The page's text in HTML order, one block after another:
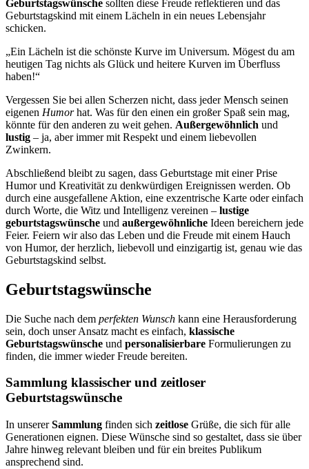
Geburtstagswünsche sollten diese Freude reflektieren und das
Geburtstagskind mit einem Lächeln in ein neues Lebensjahr
schicken.
„Ein Lächeln ist die schönste Kurve im Universum. Mögest du am
heutigen Tag nichts als Glück und heitere Kurven im Überfluss
haben!“
Vergessen Sie bei allen Scherzen nicht, dass jeder Mensch seinen
eigenen Humorhat. Was für den einen ein großer Spaß sein mag,
könnte für den anderen zu weit gehen. Außergewöhnlich und
lustig – ja, aber immer mit Respekt und einem liebevollen
Zwinkern.
Abschließend bleibt zu sagen, dass Geburtstage mit einer Prise
Humor und Kreativität zu denkwürdigen Ereignissen werden. Ob
durch eine ausgefallene Aktion, eine exzentrische Karte oder einfach
durch Worte, die Witz und Intelligenz vereinen – lustige
geburtstagswünsche und außergewöhnliche Ideen bereichern jede
Feier. Feiern wir also das Leben und die Freude mit einem Hauch
von Humor, der herzlich, liebevoll und einzigartig ist, genau wie das
Geburtstagskind selbst.
Geburtstagswünsche
Die Suche nach dem perfekten Wunsch kann eine Herausforderung
sein, doch unser Ansatz macht es einfach, klassische
Geburtstagswünsche und personalisierbare Formulierungen zu
finden, die immer wieder Freude bereiten.
Sammlung klassischer und zeitloser
Geburtstagswünsche
In unsererSammlung finden sich zeitlose Grüße, die sich für alle
Generationen eignen. Diese Wünsche sind so gestaltet, dass sie über
Jahre hinweg relevant bleiben und für ein breites Publikum
ansprechend sind.